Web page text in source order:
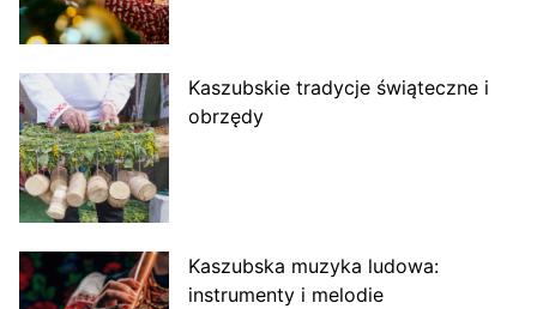
Kaszubskie tradycje świąteczne i
obrzędy
Kaszubska muzyka ludowa:
instrumenty i melodie